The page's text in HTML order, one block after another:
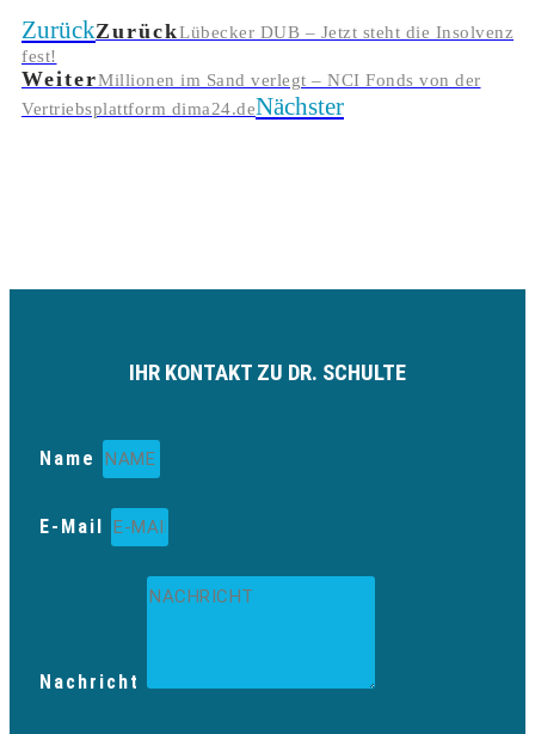
ZurückZurückLübecker DUB – Jetzt steht die Insolvenz
fest!
WeiterMillionen im Sand verlegt – NCI Fonds von der
Vertriebsplattform dima24.deNächster
IHR KONTAKT ZU DR. SCHULTE
Name
E-Mail
Nachricht